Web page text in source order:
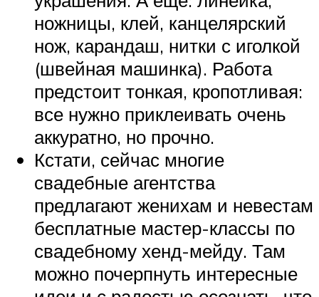
ножницы, клей, канцелярский
нож, карандаш, нитки с иголкой
(швейная машинка). Работа
предстоит тонкая, кропотливая:
все нужно приклеивать очень
аккуратно, но прочно.
Кстати, сейчас многие
свадебные агентства
предлагают женихам и невестам
бесплатные мастер-классы по
свадебному хенд-мейду. Там
можно почерпнуть интересные